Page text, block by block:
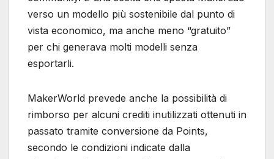
verso un modello più sostenibile dal punto di
vista economico, ma anche meno “gratuito”
per chi generava molti modelli senza
esportarli.
MakerWorld prevede anche la possibilità di
rimborso per alcuni crediti inutilizzati ottenuti in
passato tramite conversione da Points,
secondo le condizioni indicate dalla